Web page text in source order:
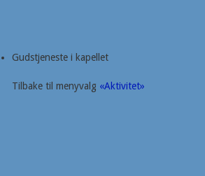
Gudstjeneste i kapellet
Tilbake til menyvalg «Aktivitet»